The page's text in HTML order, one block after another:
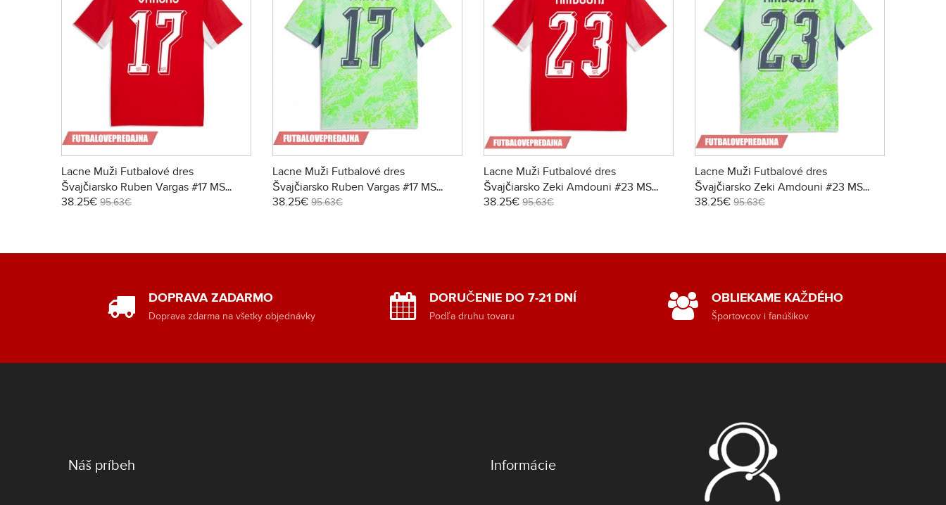
Lacne Muži Futbalové dres
Švajčiarsko Ruben Vargas #17 MS
2026 Krátky Rukáv - Domáci
38.25€ 95.63€
Lacne Muži Futbalové dres
Švajčiarsko Ruben Vargas #17 MS
2026 Krátky Rukáv - Preč
38.25€ 95.63€
Lacne Muži Futbalové dres
Švajčiarsko Zeki Amdouni #23 MS
2026 Krátky Rukáv - Domáci
38.25€ 95.63€
Lacne Muži Futbalové dres
Švajčiarsko Zeki Amdouni #23 MS
2026 Krátky Rukáv - Preč
38.25€ 95.63€
DOPRAVA ZADARMO
Doprava zdarma na všetky objednávky
DORUČENIE DO 7-21 DNÍ
Podľa druhu tovaru
OBLIEKAME KAŽDÉHO
Športovcov i fanúšikov
Náš príbeh Informácie